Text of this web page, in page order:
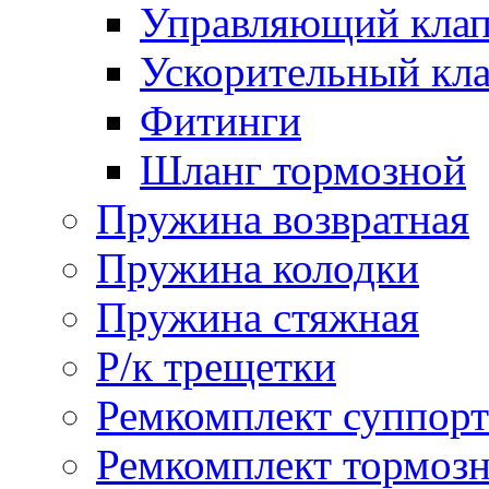
Управляющий
Ускорительный
Фитинги
Шланг тормозной
Пружина возвратная
Пружина колодки
Пружина стяжная
Р/к трещетки
Ремкомплект
Ремкомплект